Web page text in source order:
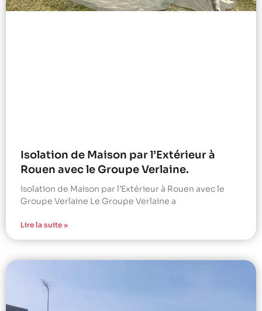
Isolation de Maison par l’Extérieur à
Rouen avec le Groupe Verlaine.
Isolation de Maison par l’Extérieur à Rouen avec le
Groupe Verlaine Le Groupe Verlaine a
Lire la suite »